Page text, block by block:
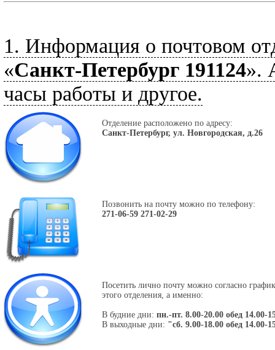
1. Информация о почтовом
«Санкт-Петербург 191124».
часы работы и другое.
Отделение расположено по адресу:
Санкт-Петербург, ул. Новгородская, д.26
Позвонить на почту можно по телефону:
271-06-59 271-02-29
Посетить лично почту можно согласно
этого отделения, а именно:
В будние дни: пн.-пт. 8.00-20.00 обед 14.00-
В выходные дни: "сб. 9.00-18.00 обед 14.00-